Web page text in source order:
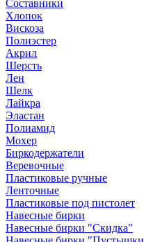
Составники
Хлопок
Вискоза
Полиэстер
Акрил
Шерсть
Лен
Шелк
Лайкра
Эластан
Полиамид
Мохер
Биркодержатели
Веревочные
Пластиковые ручные
Ленточные
Пластиковые под пистолет
Навесные бирки
Навесные бирки "Скидка"